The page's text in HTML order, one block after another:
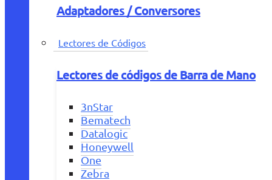
Adaptadores / Conversores
Lectores de Códigos
Lectores de códigos de Barra de Mano
3nStar
Bematech
Datalogic
Honeywell
One
Zebra